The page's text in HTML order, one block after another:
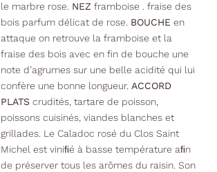
le marbre rose. NEZ framboise . fraise des
bois parfum délicat de rose. BOUCHE en
attaque on retrouve la framboise et la
fraise des bois avec en fin de bouche une
note d’agrumes sur une belle acidité qui lui
confère une bonne longueur. ACCORD
PLATS crudités, tartare de poisson,
poissons cuisinés, viandes blanches et
grillades. Le Caladoc rosé du Clos Saint
Michel est viniﬁé à basse température aﬁn
de préserver tous les arômes du raisin. Son